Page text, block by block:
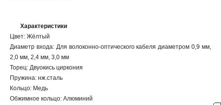
Характеристики
Цвет: Жёлтый
Диаметр входа: Для волоконно-оптического кабеля диаметром 0,9 мм,
2,0 мм, 2,4 мм, 3,0 мм
Торец: Двуокись циркония
Пружина: нж.сталь
Кольцо: Медь
Обжимное кольцо: Алюминий